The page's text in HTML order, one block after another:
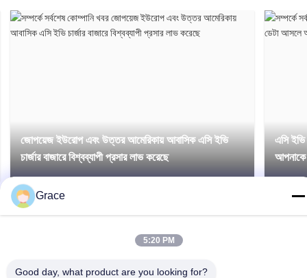
জোপয়েজ ইউরোপ এবং উত্তর আমেরিকায় আবাসিক এসি ইভি
চার্জার বাজারে বিশ্বব্যাপী প্রসার লাভ করেছে
এসি ইভি
আপনাকে
Grace
5:20 PM
Good day, what product are you looking for?